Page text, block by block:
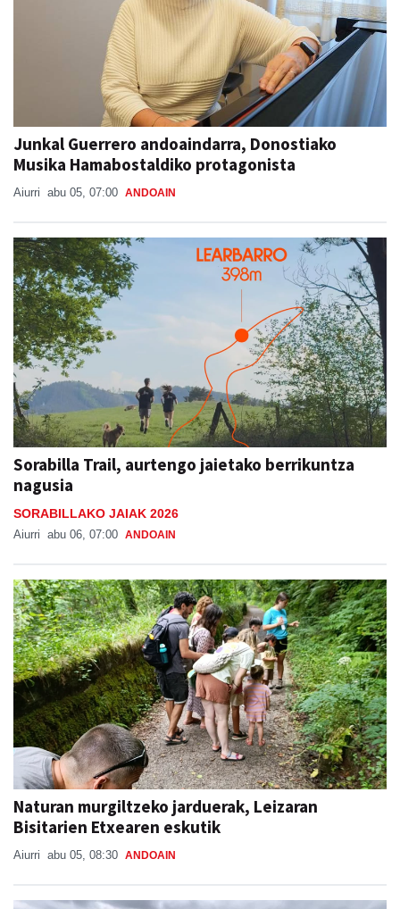
Junkal Guerrero andoaindarra, Donostiako
Musika Hamabostaldiko protagonista
Aiurri abu 05, 07:00 ANDOAIN
Sorabilla Trail, aurtengo jaietako berrikuntza
nagusia
SORABILLAKO JAIAK 2026
Aiurri abu 06, 07:00 ANDOAIN
Naturan murgiltzeko jarduerak, Leizaran
Bisitarien Etxearen eskutik
Aiurri abu 05, 08:30 ANDOAIN